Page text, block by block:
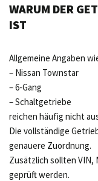
WARUM DER
IST
Allgemeine Angaben
– Nissan Townstar
– 6-Gang
– Schaltgetriebe
reichen häufig nicht
Die vollständige
genauere Zuordnung.
Zusätzlich sollten
geprüft werden.